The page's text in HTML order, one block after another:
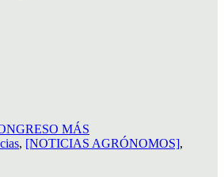
MÁS
, [NOTICIAS AGRÓNOMOS],